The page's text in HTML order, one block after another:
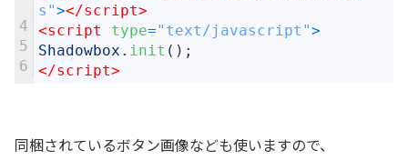
4
5
6
s"></script>
<script type="text/javascript">
Shadowbox . init ( ) ;
</script>
同梱されているボタン画像なども使いますので、